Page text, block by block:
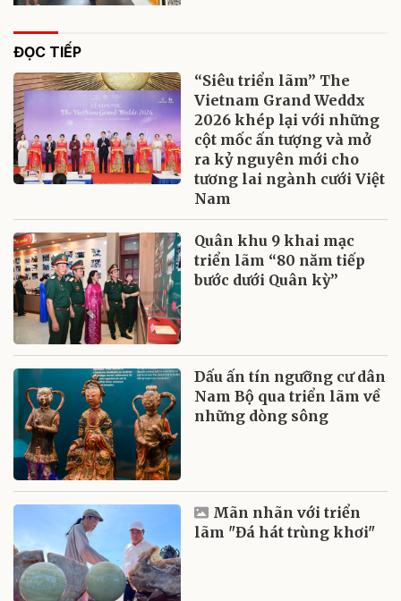
ĐỌC TIẾP
“Siêu triển lãm” The
Vietnam Grand Weddx
2026 khép lại với những
cột mốc ấn tượng và mở
ra kỷ nguyên mới cho
tương lai ngành cưới Việt
Nam
Quân khu 9 khai mạc
triển lãm “80 năm tiếp
bước dưới Quân kỳ”
Dấu ấn tín ngưỡng cư dân
Nam Bộ qua triển lãm về
những dòng sông
Mãn nhãn với triển
lãm "Đá hát trùng khơi"